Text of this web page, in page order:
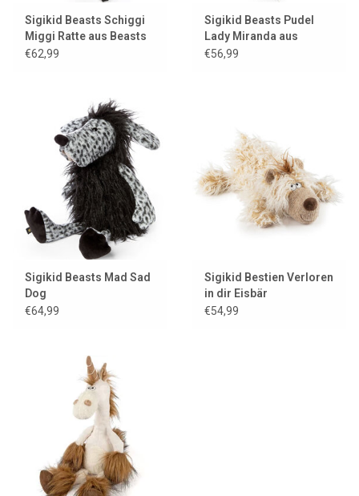
Sigikid Beasts Schiggi
Miggi Ratte aus Beasts
Town
€62,99
Sigikid Beasts Pudel
Lady Miranda aus
BeastsTown
€56,99
Sigikid Beasts Mad Sad
Dog
€64,99
Sigikid Bestien Verloren
in dir Eisbär
€54,99